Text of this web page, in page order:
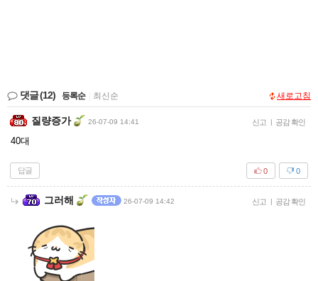
댓글(12) 등록순 최신순 새로고침
질량증가 26-07-09 14:41 신고 공감 확인
40대
답글 0
0
그러해 26-07-09 14:42 신고 공감 확인